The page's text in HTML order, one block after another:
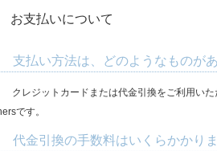
お支払いについて
支払い方法は、どのようなものがあ
クレジットカードまたは代金引換をご利用い
です。
代金引換の手数料はいくらかかりま